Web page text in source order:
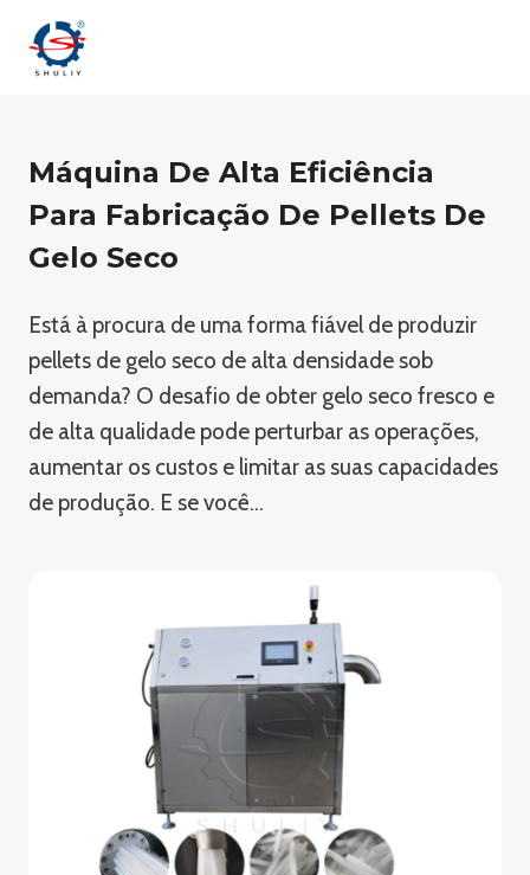
Máquina De Alta Eficiência
Para Fabricação De Pellets De
Gelo Seco
Está à procura de uma forma fiável de produzir
pellets de gelo seco de alta densidade sob
demanda? O desafio de obter gelo seco fresco e
de alta qualidade pode perturbar as operações,
aumentar os custos e limitar as suas capacidades
de produção. E se você…